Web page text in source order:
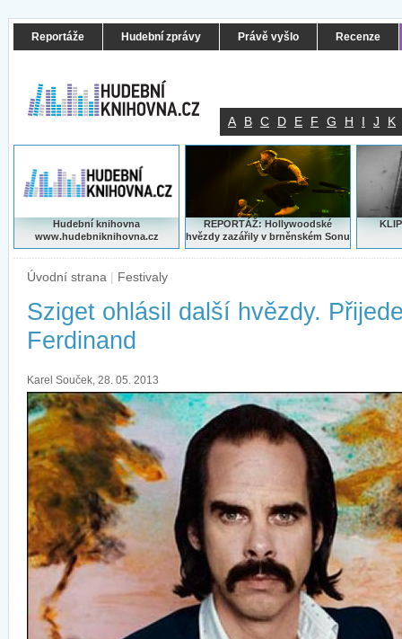
Reportáže Hudební zprávy Právě vyšlo Recenze
A B C D E F G H I J K
Hudební knihovna
www.hudebniknihovna.cz
REPORTÁŽ: Hollywoodské
hvězdy zazářily v brněnském Sonu
Úvodní strana | Festivaly
Sziget ohlásil další hvězdy.
Ferdinand
Karel Souček, 28. 05. 2013